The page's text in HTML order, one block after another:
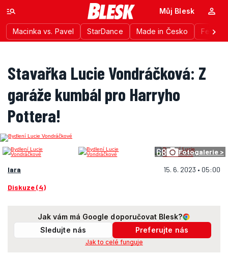
Macinka vs. Pavel StarDance Made in Česko
Můj Blesk
Stavařka Lucie Vondráčková: Z
garáže kumbál pro Harryho
Pottera!
68 Fotogalerie >
lara 15. 6. 2023 • 05:00
Diskuze (4)
Jak vám má Google doporučovat Blesk?
Sledujte nás
Preferujte nás
Jak to celé funguje